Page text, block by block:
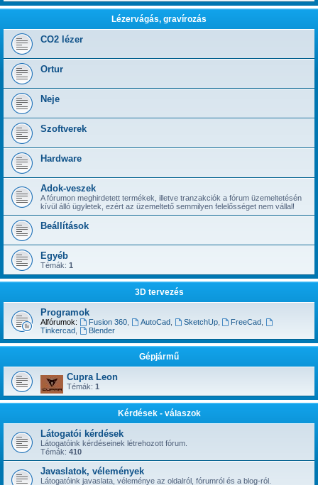
Lézervágás, gravírozás
CO2 lézer
Ortur
Neje
Szoftverek
Hardware
Adok-veszek
A fórumon meghirdetett termékek, illetve tranzakciók a fórum üzemeltetésén
kívül álló ügyletek, ezért az üzemeltető semmilyen felelősséget nem vállal!
Beállítások
Egyéb
Témák: 1
3D tervezés
Programok
Alfórumok: Fusion 360, AutoCad, SketchUp, FreeCad
Tinkercad
Blender
Gépjármű
Cupra Leon
Témák: 1
Kérdések - válaszok
Látogatói kérdések
Látogatóink kérdéseinek létrehozott fórum.
Témák: 410
Javaslatok, vélemények
Látogatóink javaslata, véleménye az oldalról, fórumról és a blog-ról.